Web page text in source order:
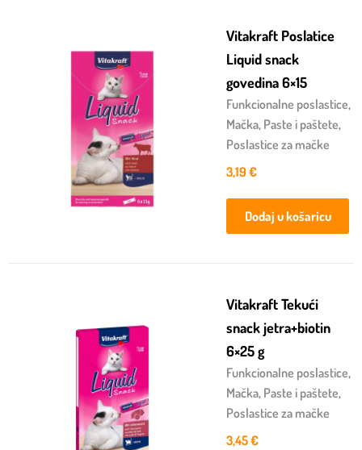
Vitakraft Poslatice
Liquid snack
govedina 6×15
Funkcionalne poslastice,
Mačka, Paste i paštete,
Poslastice za mačke
3,19€
Dodaj u košaricu
Vitakraft Tekući
snack jetra+biotin
6×25 g
Funkcionalne poslastice,
Mačka, Paste i paštete,
Poslastice za mačke
3,45€